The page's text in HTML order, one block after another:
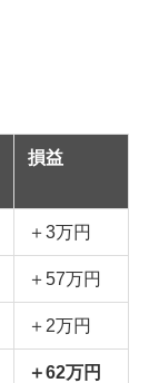
損益
＋3万円
＋57万円
＋2万円
＋62万円